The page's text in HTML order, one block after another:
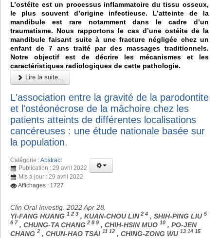
L’ostéite est un processus inflammatoire du tissu osseux,
le plus souvent d’origine infectieuse. L’atteinte de la
mandibule est rare notamment dans le cadre d’un
traumatisme. Nous rapportons le cas d’une ostéite de la
mandibule faisant suite à une fracture négligée chez un
enfant de 7 ans traité par des massages traditionnels.
Notre objectif est de décrire les mécanismes et les
caractéristiques radiologiques de cette pathologie.
Lire la suite...
L'association entre la gravité de la parodontite
et l'ostéonécrose de la mâchoire chez les
patients atteints de différentes localisations
cancéreuses : une étude nationale basée sur
la population.
Catégorie :Abstract
Publication : 29 avril 2022
Mis à jour : 29 avril 2022
Affichages : 1727
Clin Oral Investig. 2022 Apr 28.
YI-FANG HUANG 1 2 3 , KUAN-CHOU LIN2 4 , SHIH-PING LIU 5
6 7 , CHUNG-TA CHANG 2 8 9 , CHIH-HSIN MUO 10 , PO-JEN
CHANG 2 , CHUN-HAO TSAI 11 12 , CHING-ZONG WU 13 14 15